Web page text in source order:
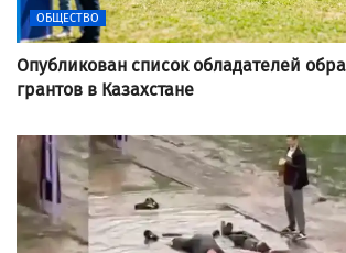
ОБЩЕСТВО
Опубликован список обладателей
грантов в Казахстане